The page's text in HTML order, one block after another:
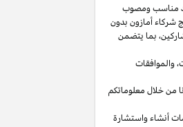
مناسب ومصوب
شركاء أمازون بدون
بما يتضمن
والموافقات
من خلال معلوماتكم
أنشاء واستشارة